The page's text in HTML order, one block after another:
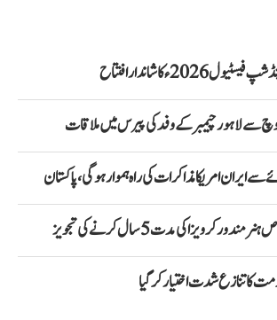
کا شاندار افتتاح
بلوچ سے لاہور چیمبر کے وفد کی پیرس میں ملاقات
سے ایران امریکا مذاکرات کی راہ ہموار ہوگی، پاکستان
کا تنازع شدت اختیار کر گیا